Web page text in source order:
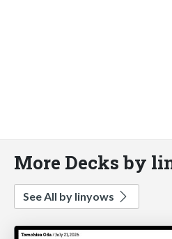
More Decks by
See All by linyows